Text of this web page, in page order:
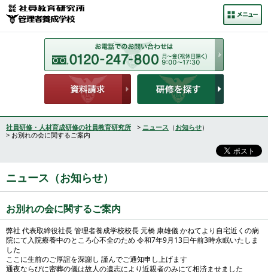
社員研修・人材育成研修の社員教育研究所 > ニュース （ お知らせ）
> お別れの会に関するご案内
ニュース（お知らせ）
お別れの会に関するご案内
弊社 代表取締役社長 管理者養成学校校長 元橋 康雄儀 かねてより自宅近くの病
院にて入院療養中のところ心不全のため 令和7年9月13日午前3時永眠いたしま
した
ここに生前のご厚誼を深謝し 謹んでご通知申し上げます
通夜ならびに密葬の儀は故人の遺志により近親者のみにて相済ませました